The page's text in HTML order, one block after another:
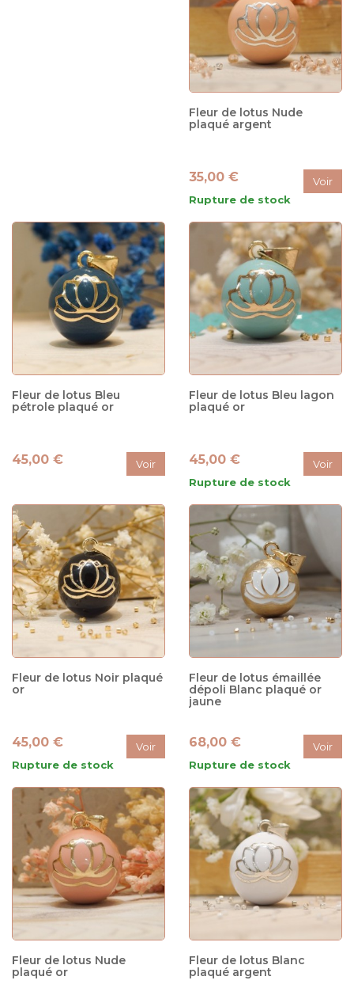
Fleur de lotus Nude
plaqué argent
35,00 €
Voir
Rupture de stock
Fleur de lotus Bleu
pétrole plaqué or
45,00 € Voir
Fleur de lotus Bleu lagon
plaqué or
45,00 €
Voir
Rupture de stock
Fleur de lotus Noir plaqué
or
45,00 €
Voir
Rupture de stock
Fleur de lotus émaillée
dépoli Blanc plaqué or
jaune
68,00 €
Voir
Rupture de stock
Fleur de lotus Nude
plaqué or
Fleur de lotus Blanc
plaqué argent